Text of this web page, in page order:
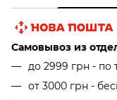
Самовывоз из
до 2999 грн - по
от 3000 грн -